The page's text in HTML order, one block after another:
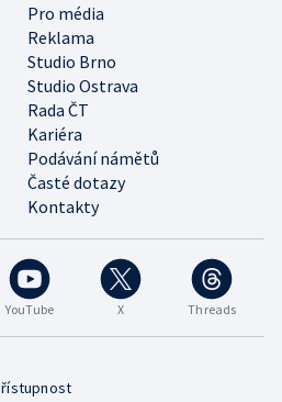
Pro média
Reklama
Studio Brno
Studio Ostrava
Rada ČT
Kariéra
Podávání námětů
Časté dotazy
Kontakty
YouTube X Threads